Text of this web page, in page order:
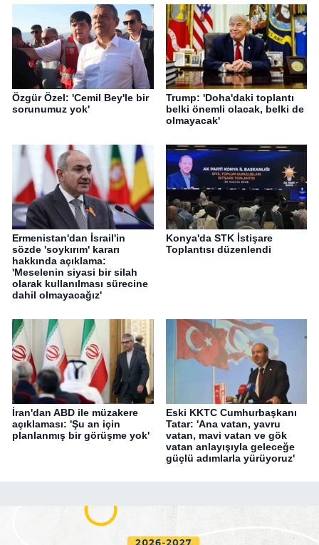
Özgür Özel: 'Cemil Bey'le bir
sorunumuz yok'
Trump: 'Doha'daki toplantı
belki önemli olacak, belki de
olmayacak'
Ermenistan'dan İsrail'in
sözde 'soykırım' kararı
hakkında açıklama:
'Meselenin siyasi bir silah
olarak kullanılması sürecine
dahil olmayacağız'
Konya'da STK İstişare
Toplantısı düzenlendi
İran'dan ABD ile müzakere
açıklaması: 'Şu an için
planlanmış bir görüşme yok'
Eski KKTC Cumhurbaşkanı
Tatar: 'Ana vatan, yavru
vatan, mavi vatan ve gök
vatan anlayışıyla geleceğe
güçlü adımlarla yürüyoruz'